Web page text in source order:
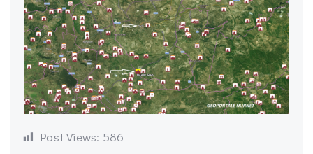
Post Views: 586